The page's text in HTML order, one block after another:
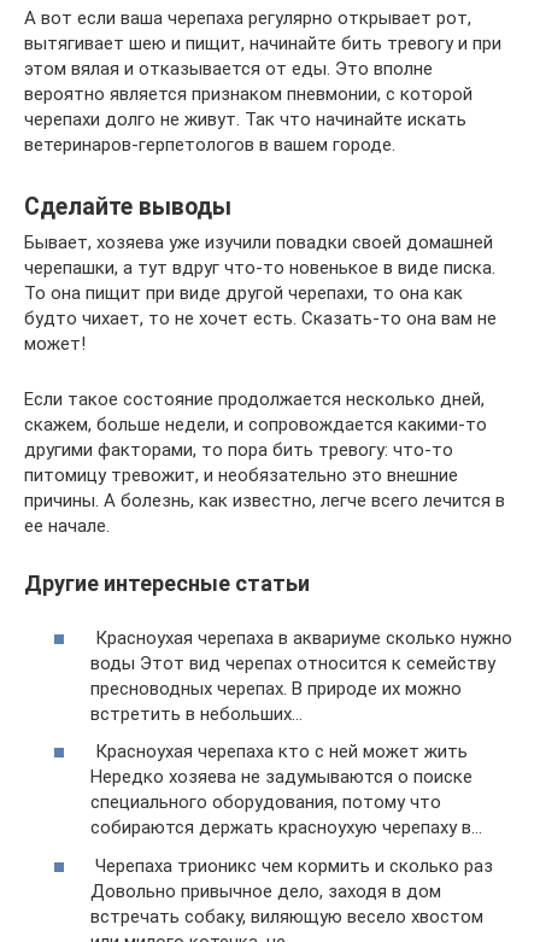
А вот если ваша черепаха регулярно открывает рот,
вытягивает шею и пищит, начинайте бить тревогу и при
этом вялая и отказывается от еды. Это вполне
вероятно является признаком пневмонии, с которой
черепахи долго не живут. Так что начинайте искать
ветеринаров-герпетологов в вашем городе.
Сделайте выводы
Бывает, хозяева уже изучили повадки своей домашней
черепашки, а тут вдруг что-то новенькое в виде писка.
То она пищит при виде другой черепахи, то она как
будто чихает, то не хочет есть. Сказать-то она вам не
может!
Если такое состояние продолжается несколько дней,
скажем, больше недели, и сопровождается какими-то
другими факторами, то пора бить тревогу: что-то
питомицу тревожит, и необязательно это внешние
причины. А болезнь, как известно, легче всего лечится в
ее начале.
Другие интересные статьи
Красноухая черепаха в аквариуме сколько нужно
воды Этот вид черепах относится к семейству
пресноводных черепах. В природе их можно
встретить в небольших…
Красноухая черепаха кто с ней может жить
Нередко хозяева не задумываются о поиске
специального оборудования, потому что
собираются держать красноухую черепаху в…
Черепаха трионикс чем кормить и сколько раз
Довольно привычное дело, заходя в дом
встречать собаку, виляющую весело хвостом